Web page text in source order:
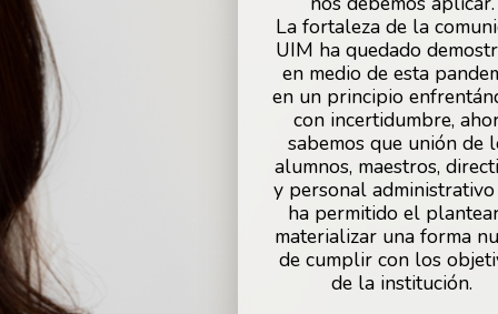
La fortaleza de la
UIM ha quedado
en medio de esta
en un principio
con incertidumbre,
sabemos que unión de
alumnos, maestros,
y personal
ha permitido el
materializar una forma
de cumplir con los
de la institución.